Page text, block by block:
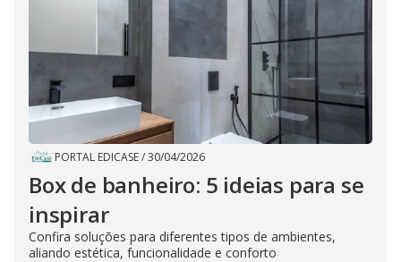
PORTAL EDICASE/30/04/2026
Box de banheiro: 5 ideias para se
inspirar
Confira soluções para diferentes tipos de ambientes,
aliando estética, funcionalidade e conforto